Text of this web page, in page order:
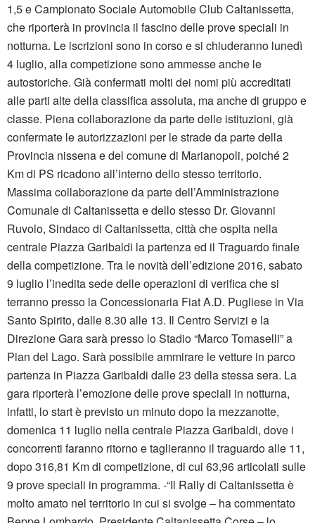
1,5 e Campionato Sociale Automobile Club Caltanissetta,
che riporterà in provincia il fascino delle prove speciali in
notturna. Le iscrizioni sono in corso e si chiuderanno lunedì
4 luglio, alla competizione sono ammesse anche le
autostoriche. Già confermati molti dei nomi più accreditati
alle parti alte della classifica assoluta, ma anche di gruppo e
classe. Piena collaborazione da parte delle istituzioni, già
confermate le autorizzazioni per le strade da parte della
Provincia nissena e del comune di Marianopoli, poiché 2
Km di PS ricadono all’interno dello stesso territorio.
Massima collaborazione da parte dell’Amministrazione
Comunale di Caltanissetta e dello stesso Dr. Giovanni
Ruvolo, Sindaco di Caltanissetta, città che ospita nella
centrale Piazza Garibaldi la partenza ed il Traguardo finale
della competizione. Tra le novità dell’edizione 2016, sabato
9 luglio l’inedita sede delle operazioni di verifica che si
terranno presso la Concessionaria Fiat A.D. Pugliese in Via
Santo Spirito, dalle 8.30 alle 13. Il Centro Servizi e la
Direzione Gara sarà presso lo Stadio “Marco Tomaselli” a
Pian del Lago. Sarà possibile ammirare le vetture in parco
partenza in Piazza Garibaldi dalle 23 della stessa sera. La
gara riporterà l’emozione delle prove speciali in notturna,
infatti, lo start è previsto un minuto dopo la mezzanotte,
domenica 11 luglio nella centrale Piazza Garibaldi, dove i
concorrenti faranno ritorno e taglieranno il traguardo alle 11,
dopo 316,81 Km di competizione, di cui 63,96 articolati sulle
9 prove speciali in programma. -“Il Rally di Caltanissetta è
molto amato nel territorio in cui si svolge – ha commentato